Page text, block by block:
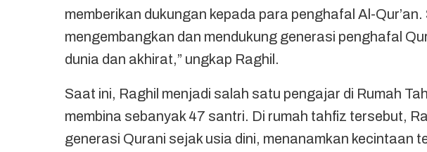
memberikan dukungan kepada para penghafal Al-
mengembangkan dan mendukung generasi penghafal
dunia dan akhirat,” ungkap Raghil.
Saat ini, Raghil menjadi salah satu pengajar di Rumah
membina sebanyak 47 santri. Di rumah tahfiz tersebut,
generasi Qurani sejak usia dini, menanamkan kecintaan